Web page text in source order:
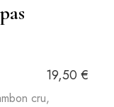
19,50 €
cru,